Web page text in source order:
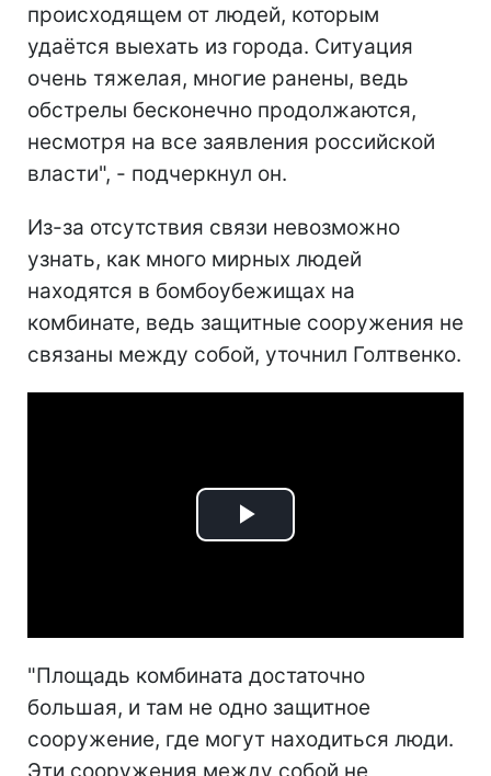
происходящем от людей, которым
удаётся выехать из города. Ситуация
очень тяжелая, многие ранены, ведь
обстрелы бесконечно продолжаются,
несмотря на все заявления российской
власти", - подчеркнул он.
Из-за отсутствия связи невозможно
узнать, как много мирных людей
находятся в бомбоубежищах на
комбинате, ведь защитные сооружения не
связаны между собой, уточнил Голтвенко.
Play
"Площадь комбината достаточно
большая, и там не одно защитное
сооружение, где могут находиться люди.
Эти сооружения между собой не